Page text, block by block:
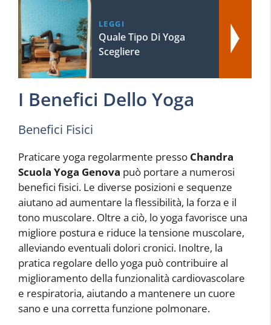
LEGGI
Quale Tipo Di Yoga
Scegliere
I Benefici Dello Yoga
Benefici Fisici
Praticare yoga regolarmente presso Chandra
Scuola Yoga Genova può portare a numerosi
benefici fisici. Le diverse posizioni e sequenze
aiutano ad aumentare la flessibilità, la forza e il
tono muscolare. Oltre a ciò, lo yoga favorisce una
migliore postura e riduce la tensione muscolare,
alleviando eventuali dolori cronici. Inoltre, la
pratica regolare dello yoga può contribuire al
miglioramento della funzionalità cardiovascolare
e respiratoria, aiutando a mantenere un cuore
sano e una corretta funzione polmonare.